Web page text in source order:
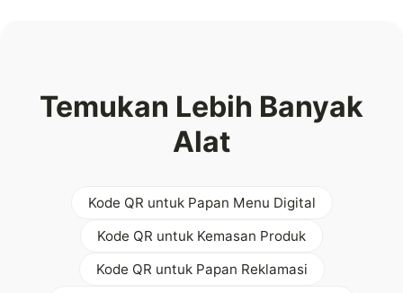
Temukan Lebih Banyak
Alat
Kode QR untuk Papan Menu Digital
Kode QR untuk Kemasan Produk
Kode QR untuk Papan Reklamasi